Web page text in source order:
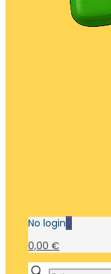
No login0
0,00 €